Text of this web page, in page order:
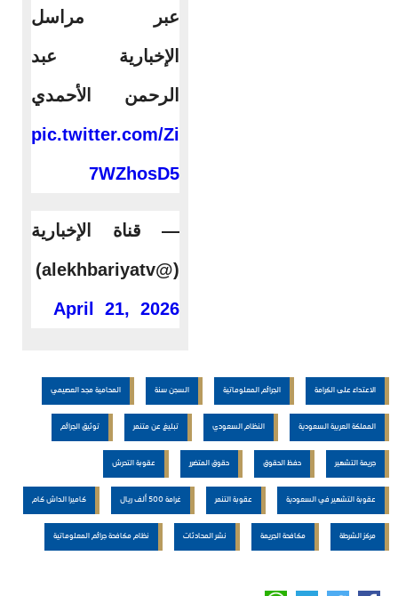
عبر مراسل
الإخبارية عبد
الرحمن الأحمدي
pic.twitter.com/Zi
7WZhosD5
— قناة الإخبارية
(@alekhbariyatv)
April 21, 2026
الاعتداء على الكرامة الجرائم المعلوماتية السجن سنة المحامية مجد العصيمي
المملكة العربية السعودية النظام السعودي تبليغ عن متنمر توثيق الجرائم
جريمة التشهير حفظ الحقوق حقوق المتضرر عقوبة التحرش
عقوبة التشهير في السعودية عقوبة التنمر غرامة 500 ألف ريال كاميرا الداش كام
مركز الشرطة مكافحة الجريمة نشر المحادثات نظام مكافحة جرائم المعلوماتية